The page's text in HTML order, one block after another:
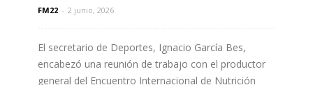
FM22 - 2 junio, 2026
El secretario de Deportes, Ignacio García Bes,
encabezó una reunión de trabajo con el productor
general del Encuentro Internacional de Nutrición